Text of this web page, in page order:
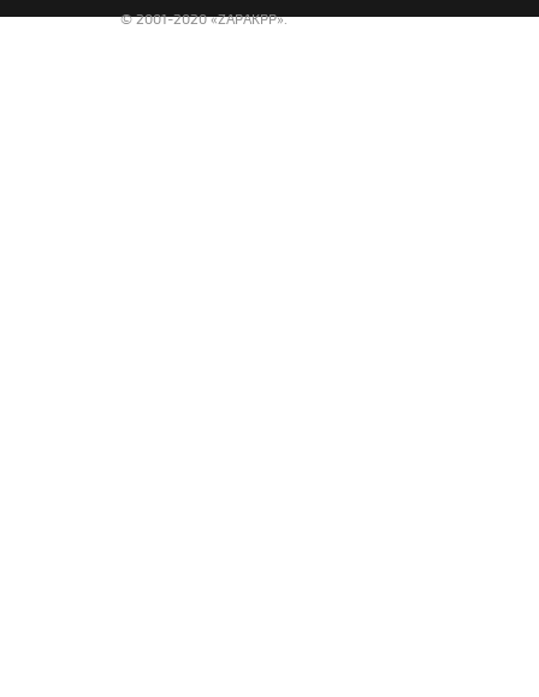
© 2001-2020 «ZAPAKPP».